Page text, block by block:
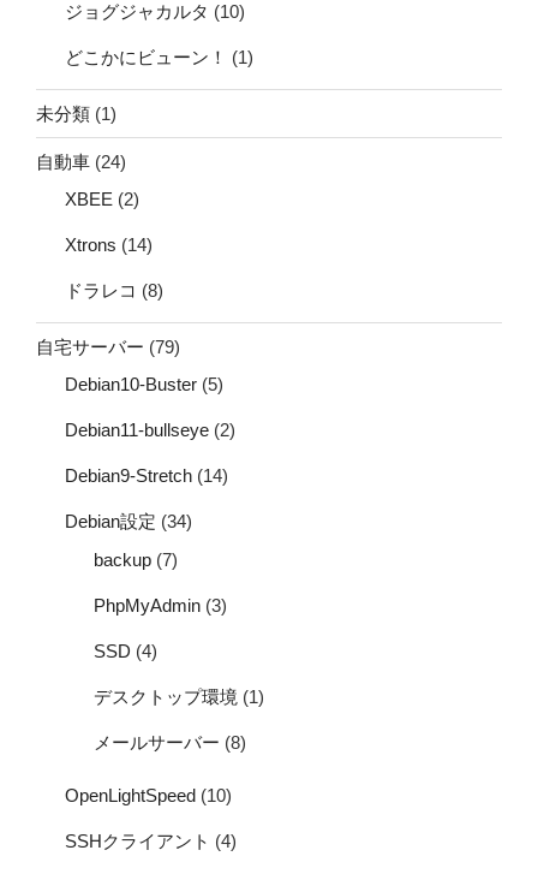
ジョグジャカルタ (10)
どこかにビューン！ (1)
未分類 (1)
自動車 (24)
XBEE (2)
Xtrons (14)
ドラレコ (8)
自宅サーバー (79)
Debian10-Buster (5)
Debian11-bullseye (2)
Debian9-Stretch (14)
Debian設定 (34)
backup (7)
PhpMyAdmin (3)
SSD (4)
デスクトップ環境 (1)
メールサーバー (8)
OpenLightSpeed (10)
SSHクライアント (4)